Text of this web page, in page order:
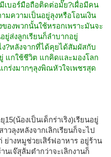
บอร์มือถือติดต่อมั๊ย?เผื่อมีคน
มความเป็นอยู่ลุงหรือโอนเงิน
องพวกนั้นใช้หรอกเพราะมันจะ
ยู่ส่งลูกเรียนก็ลำบากอยู่
ง?หลังจากที่ได้คุยได้สัมผัสกับ
แกใช้ชีวิต แกคิดและมองโลก
ร่งมากๆลุงพิณหัวใจเพชรสุด
น้องเป็นเด็กร่าเริง)เรียนอยู่
วลุงหลังจากเลิกเรียนก็จะไป
ย่างหมูช่วยเสิร์ฟอาหาร อยู่ร้าน
เจ๊สุส้มตำกว่าจะเลิกงานก็